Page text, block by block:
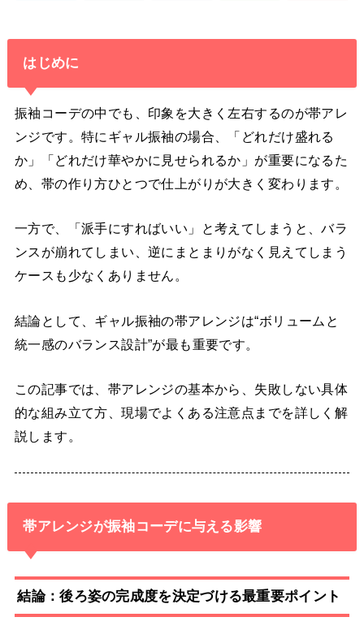
はじめに
振袖コーデの中でも、印象を大きく左右するのが帯アレ
ンジです。特にギャル振袖の場合、「どれだけ盛れる
か」「どれだけ華やかに見せられるか」が重要になるた
め、帯の作り方ひとつで仕上がりが大きく変わります。
一方で、「派手にすればいい」と考えてしまうと、バラ
ンスが崩れてしまい、逆にまとまりがなく見えてしまう
ケースも少なくありません。
結論として、ギャル振袖の帯アレンジは“ボリュームと
統一感のバランス設計”が最も重要です。
この記事では、帯アレンジの基本から、失敗しない具体
的な組み立て方、現場でよくある注意点までを詳しく解
説します。
帯アレンジが振袖コーデに与える影響
結論：後ろ姿の完成度を決定づける最重要ポイント